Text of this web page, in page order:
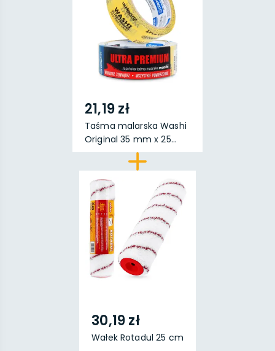
21,19 zł
Taśma malarska Washi
Original 35 mm x 25...
30,19 zł
Wałek Rotadul 25 cm